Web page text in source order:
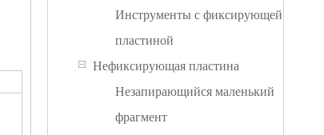
Инструменты с фиксирующей
пластиной
Нефиксирующая пластина
Незапирающийся маленький
фрагмент